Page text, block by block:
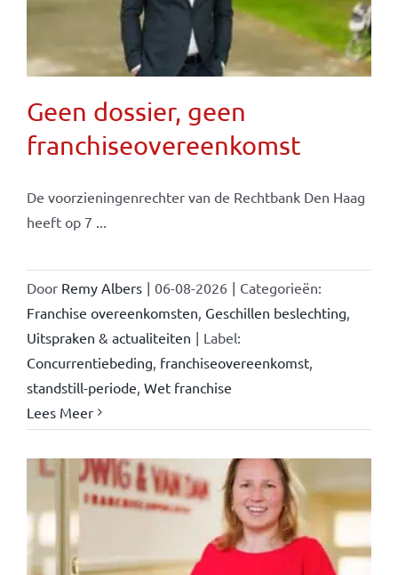
Geen dossier, geen
franchiseovereenkomst
De voorzieningenrechter van de Rechtbank Den Haag
heeft op 7 ...
Door Remy Albers | 06-08-2026 | Categorieën:
Franchise overeenkomsten, Geschillen beslechting,
Uitspraken & actualiteiten | Label:
Concurrentiebeding, franchiseovereenkomst,
standstill-periode, Wet franchise
Lees Meer